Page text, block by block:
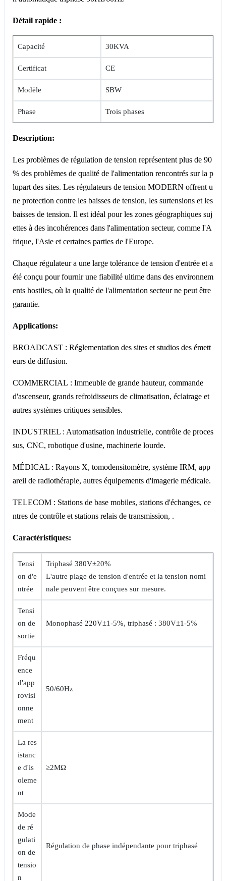
Détail rapide :
Capacité 30KVA
Certificat CE
Modèle SBW
Phase Trois phases
Description:
Les problèmes de régulation de tension représentent plus de 90
% des problèmes de qualité de l'alimentation rencontrés sur la p
lupart des sites. Les régulateurs de tension MODERN offrent u
ne protection contre les baisses de tension, les surtensions et les
baisses de tension. Il est idéal pour les zones géographiques suj
ettes à des incohérences dans l'alimentation secteur, comme l'A
frique, l'Asie et certaines parties de l'Europe.
Chaque régulateur a une large tolérance de tension d'entrée et a
été conçu pour fournir une fiabilité ultime dans des environnem
ents hostiles, où la qualité de l'alimentation secteur ne peut être
garantie.
Applications:
BROADCAST : Réglementation des sites et studios des émett
eurs de diffusion.
COMMERCIAL : Immeuble de grande hauteur, commande
d'ascenseur, grands refroidisseurs de climatisation, éclairage et
autres systèmes critiques sensibles.
INDUSTRIEL : Automatisation industrielle, contrôle de proces
sus, CNC, robotique d'usine, machinerie lourde.
MÉDICAL : Rayons X, tomodensitomètre, système IRM, app
areil de radiothérapie, autres équipements d'imagerie médicale.
TELECOM : Stations de base mobiles, stations d'échanges, ce
ntres de contrôle et stations relais de transmission, .
Caractéristiques:
Tensi
on d'e
ntrée
Triphasé 380V±20%
L'autre plage de tension d'entrée et la tension nomi
nale peuvent être conçues sur mesure.
Tensi
on de
sortie
Monophasé 220V±1-5%, triphasé : 380V±1-5%
Fréqu
ence
d'app
rovisi
onne
ment
50/60Hz
La res
istanc
e d'is
oleme
nt
≥2MΩ
Mode
de ré
gulati
on de
tensio
n
Régulation de phase indépendante pour triphasé